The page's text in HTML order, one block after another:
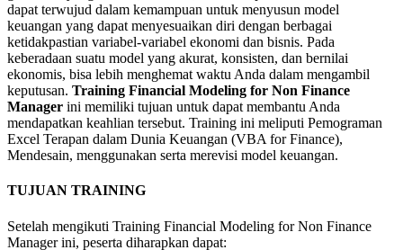
dapat terwujud dalam kemampuan untuk menyusun model
keuangan yang dapat menyesuaikan diri dengan berbagai
ketidakpastian variabel-variabel ekonomi dan bisnis. Pada
keberadaan suatu model yang akurat, konsisten, dan bernilai
ekonomis, bisa lebih menghemat waktu Anda dalam mengambil
keputusan. Training Financial Modeling for Non Finance
Manager ini memiliki tujuan untuk dapat membantu Anda
mendapatkan keahlian tersebut. Training ini meliputi Pemograman
Excel Terapan dalam Dunia Keuangan (VBA for Finance),
Mendesain, menggunakan serta merevisi model keuangan.
TUJUAN TRAINING
Setelah mengikuti Training Financial Modeling for Non Finance
Manager ini, peserta diharapkan dapat: